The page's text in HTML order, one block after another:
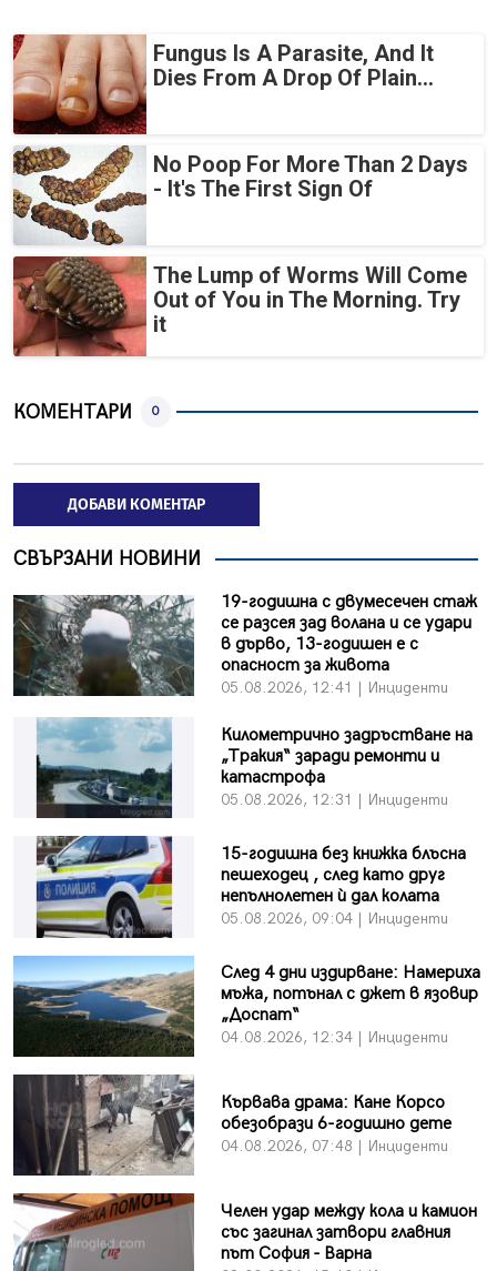
Fungus Is A Parasite, And It
Dies From A Drop Of Plain...
No Poop For More Than 2 Days
- It's The First Sign Of
The Lump of Worms Will Come
Out of You in The Morning. Try
it
КОМЕНТАРИ 0
ДОБАВИ КОМЕНТАР
СВЪРЗАНИ НОВИНИ
19-годишна с двумесечен стаж
се разсея зад волана и се удари
в дърво, 13-годишен е с
опасност за живота
05.08.2026, 12:41 | Инциденти
Километрично задръстване на
„Тракия“ заради ремонти и
катастрофа
05.08.2026, 12:31 | Инциденти
15-годишна без книжка блъсна
пешеходец , след като друг
непълнолетен ѝ дал колата
05.08.2026, 09:04 | Инциденти
След 4 дни издирване: Намериха
мъжа, потънал с джет в язовир
„Доспат“
04.08.2026, 12:34 | Инциденти
Кървава драма: Кане Корсо
обезобрази 6-годишно дете
04.08.2026, 07:48 | Инциденти
Челен удар между кола и камион
със загинал затвори главния
път София - Варна